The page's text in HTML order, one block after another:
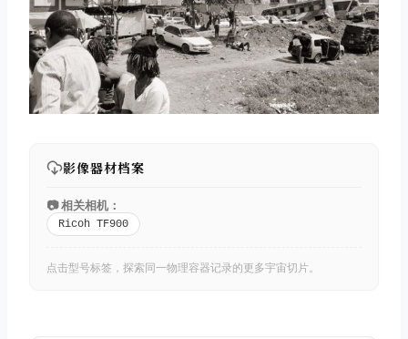
影像器材档案
📷 相关相机：
Ricoh TF900
点击型号标签，探索同一物理容器记录的更多宇宙切片。